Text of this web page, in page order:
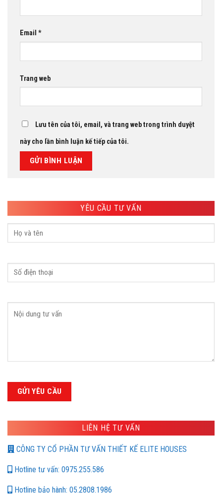
Email *
Trang web
Lưu tên của tôi, email, và trang web trong trình duyệt
này cho lần bình luận kế tiếp của tôi.
YÊU CẦU TƯ VẤN
LIÊN HỆ TƯ VẤN
CÔNG TY CỔ PHẦN TƯ VẤN THIẾT KẾ ELITE HOUSES
Hotline tư vấn: 0975.255.586
Hotline bảo hành: 05.2808.1986